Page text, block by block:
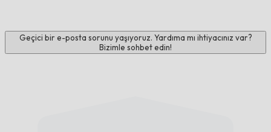
Geçici bir e-posta sorunu yaşıyoruz. Yardıma mı ihtiyacınız var?
Bizimle sohbet edin!